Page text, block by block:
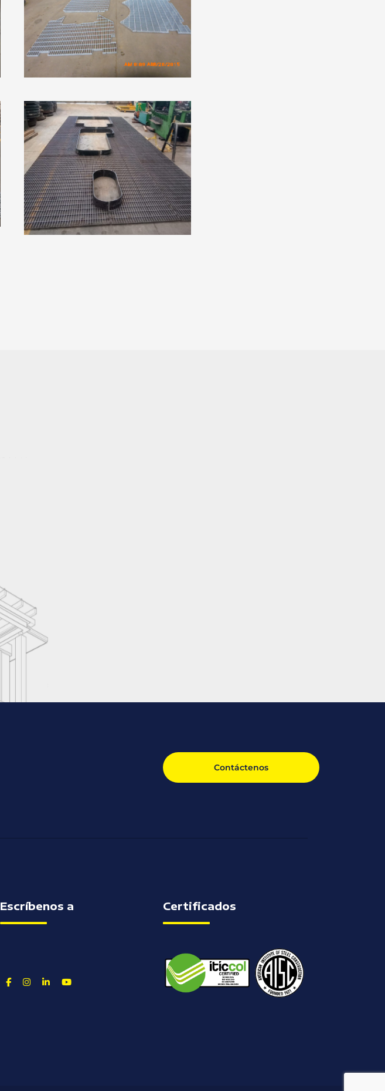
Contáctenos
Escríbenos a
FacebookInstagram
LinkedinYoutube
Certificados